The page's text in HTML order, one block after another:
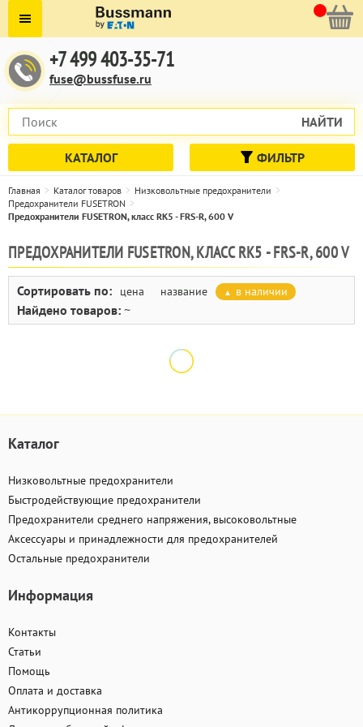
+7 499 403-35-71
fuse@bussfuse.ru
НАЙТИ
КАТАЛОГ ФИЛЬТР
Главная Каталог товаров
Низковольтные предохранители
Предохранители FUSETRON
Предохранители FUSETRON, класс RK5 - FRS-R, 600 V
ПРЕДОХРАНИТЕЛИ FUSETRON, КЛАСС RK5 - FRS-R, 600 V
Сортировать по: цена название в наличии
Найдено товаров: ~
Каталог
Низковольтные предохранители
Быстродействующие предохранители
Предохранители среднего напряжения, высоковольтные
Аксессуары и принадлежности для предохранителей
Остальные предохранители
Информация
Контакты
Статьи
Помощь
Оплата и доставка
Антикоррупционная политика